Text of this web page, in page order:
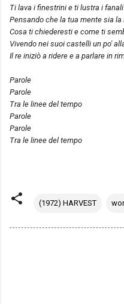
Ti lava i finestrini e ti lustra i fanali
Pensando che la tua mente sia la
Cosa ti chiederesti e come ti
Vivendo nei suoi castelli un po'
Il re iniziò a ridere e a parlare in
Parole
Parole
Tra le linee del tempo
Parole
Parole
Tra le linee del tempo
(1972) HARVEST